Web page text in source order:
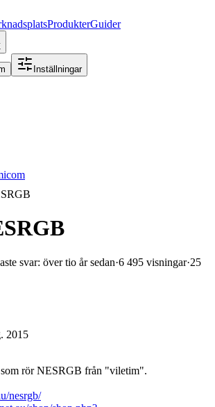
ProdukterGuider
Inställningar
svar: över tio år sedan·6 495 visningar·25
2015
rör NESRGB från "viletim".
nesrgb/